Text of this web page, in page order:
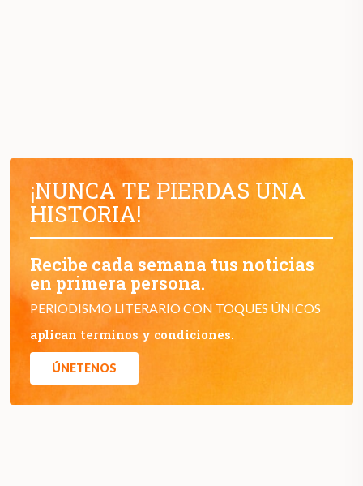
¡NUNCA TE PIERDAS UNA
HISTORIA!
Recibe cada semana tus noticias
en primera persona.
PERIODISMO LITERARIO CON TOQUES ÚNICOS
aplican terminos y condiciones.
ÚNETENOS